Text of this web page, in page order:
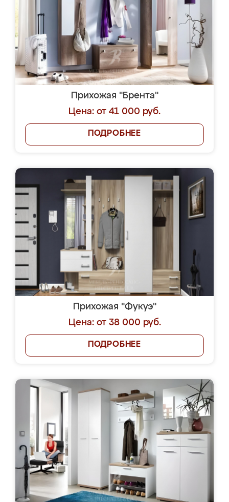
Прихожая "Брента"
Цена: от 41 000 руб.
ПОДРОБНЕЕ
Прихожая "Фукуэ"
Цена: от 38 000 руб.
ПОДРОБНЕЕ